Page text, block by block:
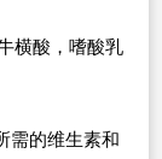
横酸， 嗜酸乳
需的维生素和